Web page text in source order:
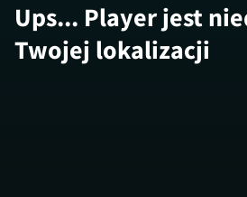
Ups... Player jest
Twojej lokalizacji